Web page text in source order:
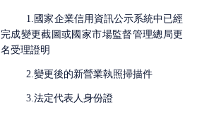
1. 國家企業信用資訊公示系統中已經
完成變更截圖或國家市場監督管理總局更
名受理證明
2.變更後的新營業執照掃描件
3.法定代表人身份證